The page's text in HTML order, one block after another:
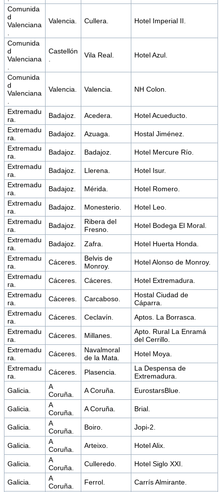
Comunida
d
Valenciana
Valencia. Cullera. Hotel Imperial II.
Comunida
d
Valenciana
Castellón
Vila Real. Hotel Azul.
Comunida
d
Valenciana
Valencia. Valencia. NH Colon.
Extremadu
ra.
Badajoz. Acedera.
Hotel Acueducto.
Extremadu
ra.
Badajoz. Azuaga.
Hostal Jiménez.
Extremadu
ra.
Badajoz. Badajoz.
Hotel Mercure Río.
Extremadu
ra.
Badajoz. Llerena.
Hotel Isur.
Extremadu
ra.
Badajoz. Mérida.
Hotel Romero.
Extremadu
ra.
Badajoz. Monesterio.
Hotel Leo.
Extremadu
ra.
Badajoz.
Ribera del
Fresno.
Hotel Bodega El Moral.
Extremadu
ra.
Badajoz. Zafra.
Hotel Huerta Honda.
Extremadu
ra.
Cáceres.
Belvis de
Monroy.
Hotel Alonso de Monroy.
Extremadu
ra.
Cáceres. Cáceres.
Hotel Extremadura.
Extremadu
ra.
Cáceres. Carcaboso.
Hostal Ciudad de
Cáparra.
Extremadu
ra.
Cáceres. Ceclavín.
Aptos. La Borrasca.
Extremadu
ra.
Cáceres. Millanes.
Apto. Rural La Enramá
del Cerrillo.
Extremadu
ra.
Cáceres.
Navalmoral
de la Mata.
Hotel Moya.
Extremadu
ra.
Cáceres. Plasencia.
La Despensa de
Extremadura.
Galicia.
A
Coruña.
A Coruña. EurostarsBlue.
Galicia.
A
Coruña.
A Coruña. Brial.
Galicia.
A
Coruña.
Boiro. Jopi-2.
Galicia.
A
Coruña.
Arteixo. Hotel Alix.
Galicia.
A
Coruña.
Culleredo. Hotel Siglo XXI.
Galicia.
A
Coruña.
Ferrol. Carrís Almirante.